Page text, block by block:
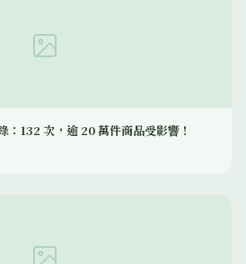
：132 次，逾 20 萬件商品受影響！